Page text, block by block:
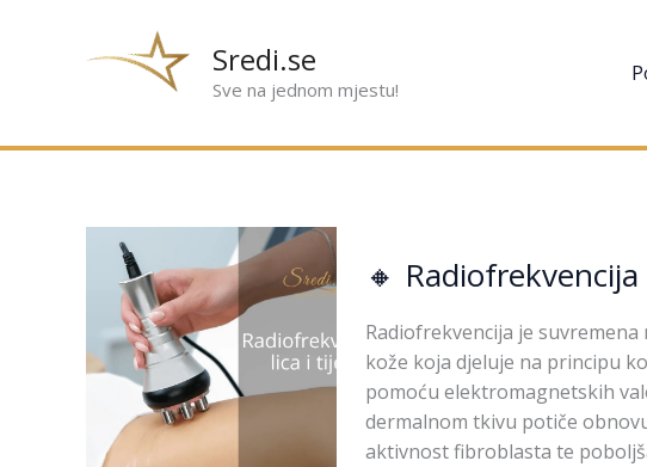
Sredi.se
Sve na jednom mjestu!
🔸
Radiofrekvencija je
kože koja djeluje na principu
pomoću elektromagnetskih
dermalnom tkivu potiče
aktivnost fibroblasta te
Radiofrekvencija
i
tijela